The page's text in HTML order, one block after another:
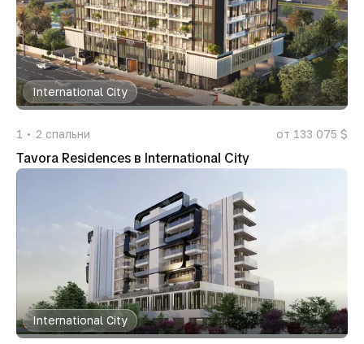
International City
1 2 спальни от 133 075 $
Tavora Residences в International City
International City